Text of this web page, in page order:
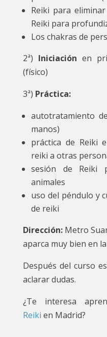
Reiki para
Reiki para
Los chakras de
2ª) Iniciación en
(físico)
3ª) Práctica:
autotratamiento
manos)
práctica de Reiki
reiki a otras
sesión de Reiki
animales
uso del péndulo y
de reiki
Dirección:Metro
aparca muy bien en
Después del curso
aclarar dudas.
¿Te interesa
Reiki en Madrid?